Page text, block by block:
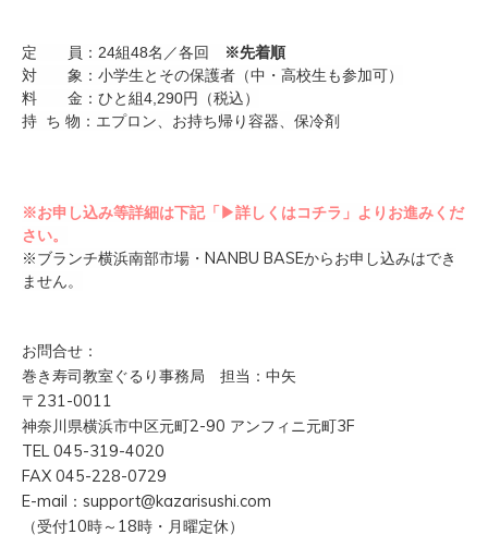
定 員：24組48名／各回 ※先着順
対 象：小学生とその保護者（中・高校生も参加可）
料 金：ひと組4,290円（税込）
持 ち 物：エプロン、お持ち帰り容器、保冷剤
※お申し込み等詳細は下記「▶詳しくはコチラ」よりお進みくだ
さい。
※ブランチ横浜南部市場・NANBU BASEからお申し込みはでき
ません。
お問合せ：
巻き寿司教室ぐるり事務局 担当：中矢
〒231-0011
神奈川県横浜市中区元町2-90 アンフィニ元町3F
TEL 045-319-4020
FAX 045-228-0729
E-mail：support@kazarisushi.com
（受付10時～18時・月曜定休）